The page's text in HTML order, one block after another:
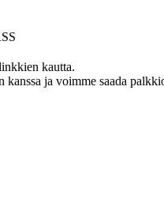
kautta.
ja voimme saada